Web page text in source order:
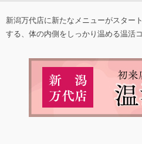
新潟万代店に新たなメニューがスター
する、体の内側をしっかり温める温活